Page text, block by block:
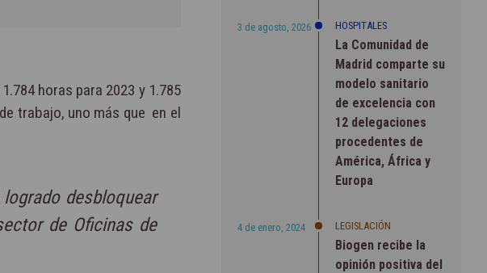
1.784 horas para 2023 y 1.785
trabajo, uno más que en el
desbloquear
de Oficinas de
3 de agosto, 2026 HOSPITALES
La Comunidad de
Madrid comparte su
modelo sanitario
de excelencia con
12 delegaciones
procedentes de
América, África y
Europa
4 de enero, 2024 LEGISLACIÓN
Biogen recibe la
opinión positiva del